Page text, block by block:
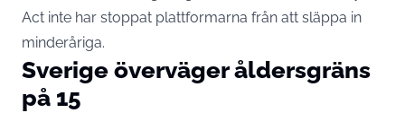
Act inte har stoppat plattformarna från att släppa in
minderåriga.
Sverige överväger åldersgräns
på 15